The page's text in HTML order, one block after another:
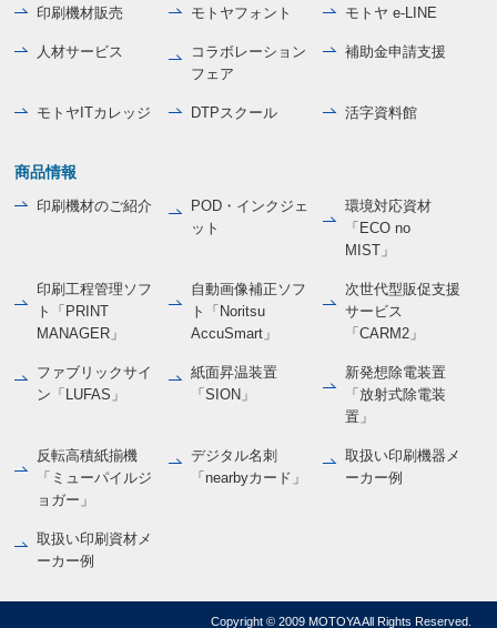
印刷機材販売 モトヤフォント モトヤ e-LINE
人材サービス
コラボレーション
フェア
補助金申請支援
モトヤITカレッジ DTPスクール 活字資料館
商品情報
印刷機材のご紹介
POD・インクジェ
ット
環境対応資材
「ECO no
MIST」
印刷工程管理ソフ
ト「PRINT
MANAGER」
自動画像補正ソフ
ト「Noritsu
AccuSmart」
次世代型販促支援
サービス
「CARM2」
ファブリックサイ
ン「LUFAS」
紙面昇温装置
「SION」
新発想除電装置
「放射式除電装
置」
反転高積紙揃機
「ミューパイルジ
ョガー」
デジタル名刺
「nearbyカード」
取扱い印刷機器メ
ーカー例
取扱い印刷資材メ
ーカー例
Copyright © 2009 MOTOYA All Rights Reserved.